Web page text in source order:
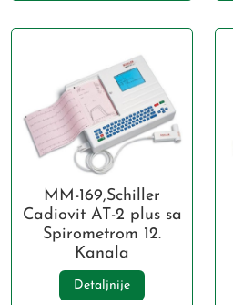
MM-169,Schiller
Cadiovit AT-2 plus sa
Spirometrom 12.
Kanala
Detaljnije